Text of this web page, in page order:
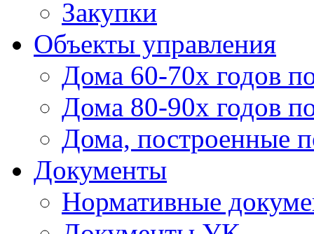
Закупки
Объекты управления
Дома 60-70х годов
Дома 80-90х годов
Дома, построенные
Документы
Нормативные